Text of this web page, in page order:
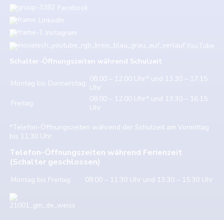
Facebook
LinkedIn
Instagram
YouTube
Schalter-Öffnungszeiten während Schulzeit
Montag bis Donnerstag: 08.00 – 12.00 Uhr* und 13.30 – 17.15
Uhr
Freitag:
08.00 – 12.00 Uhr* und 13.30 – 16.15
Uhr
*Telefon-Öffnungszeiten während der Schulzeit am Vormittag
bis 11.30 Uhr.
Telefon-Öffnungszeiten während Ferienzeit
(Schalter geschlossen)
Montag bis Freitag: 08.00 – 11.30 Uhr und 13.30 – 15.30 Uhr